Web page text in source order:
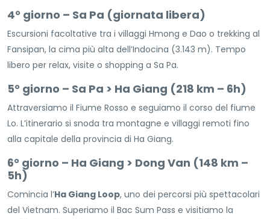
4° giorno – Sa Pa (giornata libera)
Escursioni facoltative tra i villaggi Hmong e Dao o trekking al
Fansipan, la cima più alta dell’Indocina (3.143 m). Tempo
libero per relax, visite o shopping a Sa Pa.
5° giorno – Sa Pa > Ha Giang (218 km – 6h)
Attraversiamo il Fiume Rosso e seguiamo il corso del fiume
Lo. L’itinerario si snoda tra montagne e villaggi remoti fino
alla capitale della provincia di Ha Giang.
6° giorno – Ha Giang > Dong Van (148 km –
5h)
Comincia l’Ha Giang Loop, uno dei percorsi più spettacolari
del Vietnam. Superiamo il Bac Sum Pass e visitiamo la